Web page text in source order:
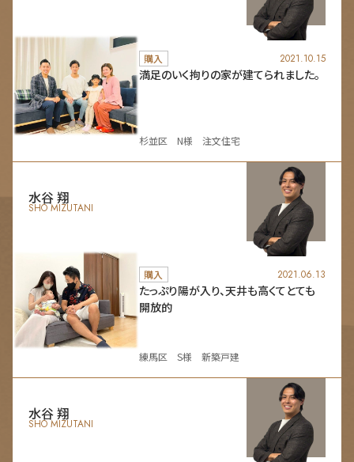
購入 2021.10.15
満足のいく拘りの家が建てられました。
杉並区 N様 注文住宅
水谷 翔
SHO MIZUTANI
購入 2021.06.13
たっぷり陽が入り、天井も高くてとても
開放的
練馬区 S様 新築戸建
水谷 翔
SHO MIZUTANI